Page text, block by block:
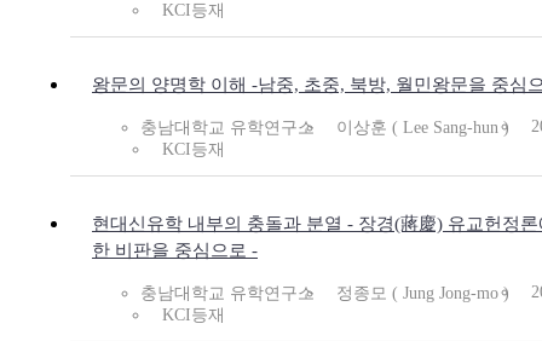
KCI등재
왕문의 양명학 이해 -남중, 초중, 북방, 월민왕문을 중심
충남대학교 유학연구소 이상훈 ( Lee Sang-hun )
KCI등재
현대신유학 내부의 충돌과 분열 - 장경(蔣慶) 유교헌정
한 비판을 중심으로 -
충남대학교 유학연구소 정종모 ( Jung Jong-mo )
KCI등재